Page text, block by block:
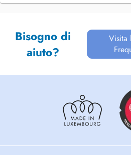
Bisogno di
aiuto?
Visita